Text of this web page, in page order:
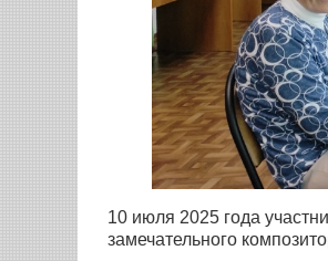
10 июля 2025 года
замечательного